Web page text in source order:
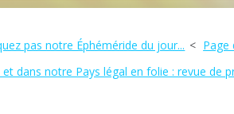
pas notre Éphéméride du jour...
Page
dans notre Pays légal en folie : revue de